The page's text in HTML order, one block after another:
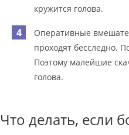
кружится голова.
Оперативные
проходят бесследно.
Поэтому малейшие
голова.
Что делать, если